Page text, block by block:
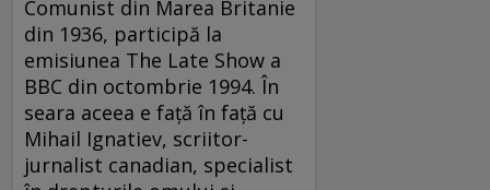
Comunist din Marea Britanie
din 1936, participă la
emisiunea The Late Show a
BBC din octombrie 1994. În
seara aceea e faţă în faţă cu
Mihail Ignatiev, scriitor-
jurnalist canadian, specialist